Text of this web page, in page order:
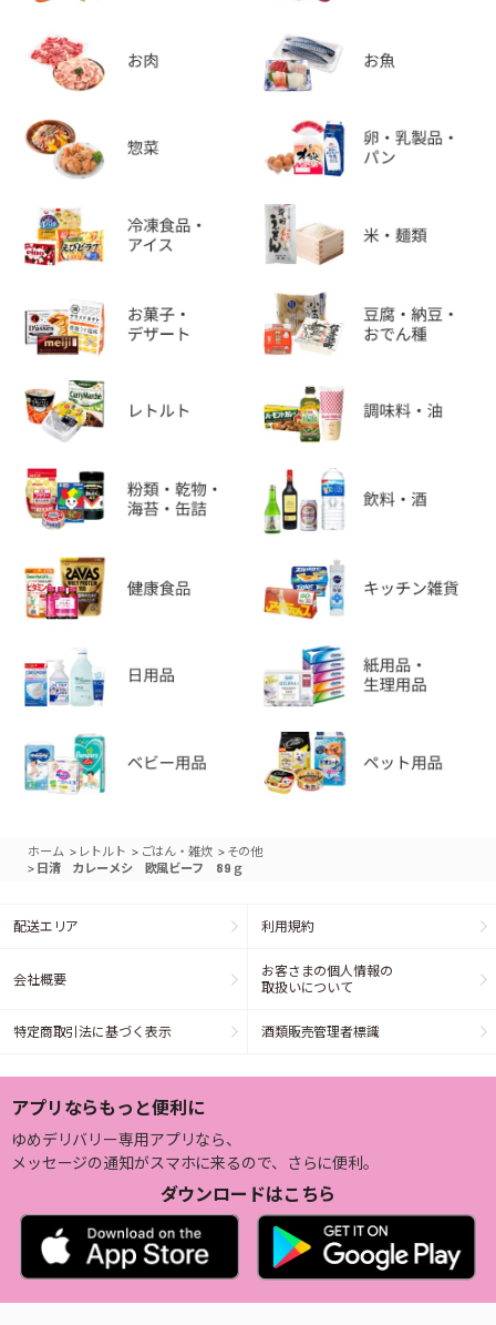
ホーム > レトルト > ごはん・雑炊 > その他
> 日清 カレーメシ 欧風ビーフ 89ｇ
配送エリア 利用規約
会社概要
お客さまの個人情報の
取扱いについて
特定商取引法に基づく表示 酒類販売管理者標識
アプリならもっと便利に
ゆめデリバリー専用アプリなら、
メッセージの通知がスマホに来るので、さらに便利。
ダウンロードはこちら